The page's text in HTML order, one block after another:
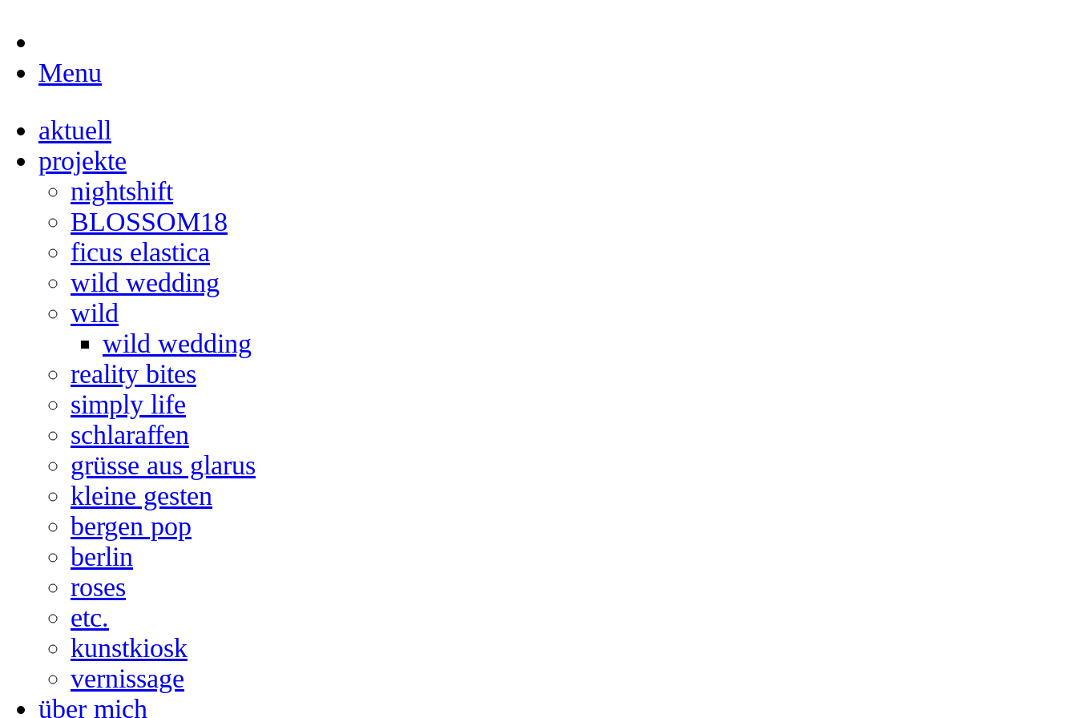
Menu
aktuell
projekte
nightshift
BLOSSOM18
ficus elastica
wild wedding
wild
wild wedding
reality bites
simply life
schlaraffen
grüsse aus glarus
kleine gesten
bergen pop
berlin
roses
etc.
kunstkiosk
vernissage
über mich